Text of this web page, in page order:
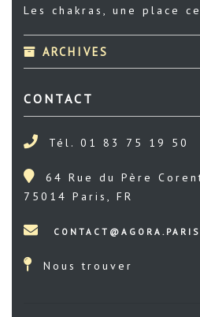
Les chakras, une place
ARCHIVES
CONTACT
Tél. 01 83 75 19 50
64 Rue du Père
75014 Paris, FR
Nous trouver